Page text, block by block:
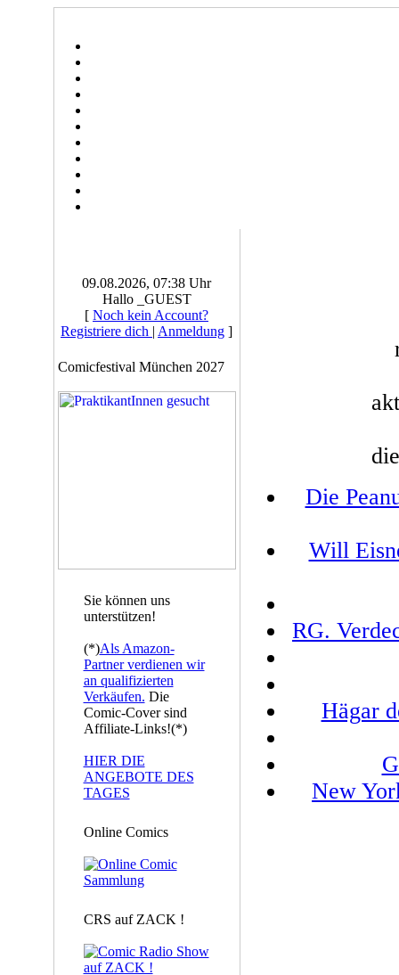
09.08.2026, 07:38 Uhr
Hallo _GUEST
[ Noch kein Account?
Registriere dich | Anmeldung ]
Comicfestival München 2027
Sie können uns
unterstützen!
(*)Als Amazon-
Partner verdienen wir
an qualifizierten
Verkäufen. Die
Comic-Cover sind
Affiliate-Links!(*)
HIER DIE
ANGEBOTE DES
TAGES
Online Comics
CRS auf ZACK !
Die
Will
RG.
Hägar
New